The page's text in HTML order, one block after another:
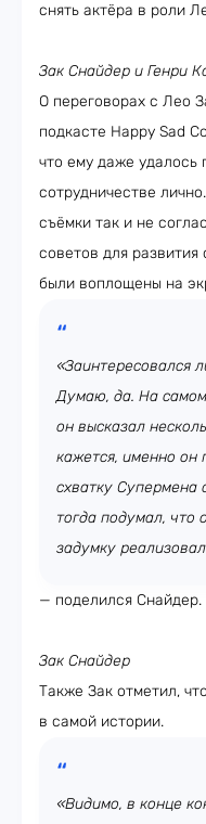
снять актёра в роли
Зак Снайдер и Генри
О переговорах с Лео
подкасте Happy Sad
что ему даже удалось
сотрудничестве
съёмки так и не
советов для
были воплощены на
«Заинтересовался
Думаю, да. На
он высказал
кажется, именно
схватку Супермена
тогда подумал, что
задумку
— поделился Снайдер.
Зак Снайдер
Также Зак отметил, что
в самой истории.
«Видимо, в конце